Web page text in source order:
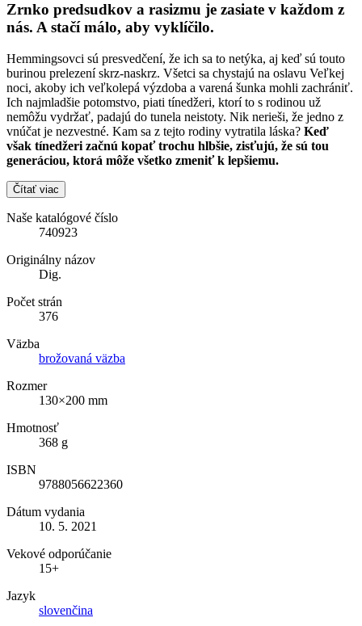
Zrnko predsudkov a rasizmu je zasiate v každom z
nás. A stačí málo, aby vyklíčilo.
Hemmingsovci sú presvedčení, že ich sa to netýka, aj keď sú touto
burinou prelezení skrz-naskrz. Všetci sa chystajú na oslavu Veľkej
noci, akoby ich veľkolepá výzdoba a varená šunka mohli zachrániť.
Ich najmladšie potomstvo, piati tínedžeri, ktorí to s rodinou už
nemôžu vydržať, padajú do tunela neistoty. Nik nerieši, že jedno z
vnúčat je nezvestné. Kam sa z tejto rodiny vytratila láska? Keď
však tínedžeri začnú kopať trochu hlbšie, zisťujú, že sú tou
generáciou, ktorá môže všetko zmeniť k lepšiemu.
Čítať viac
Naše katalógové číslo
740923
Originálny názov
Dig.
Počet strán
376
Väzba
brožovaná väzba
Rozmer
130×200 mm
Hmotnosť
368 g
ISBN
9788056622360
Dátum vydania
10. 5. 2021
Vekové odporúčanie
15+
Jazyk
slovenčina